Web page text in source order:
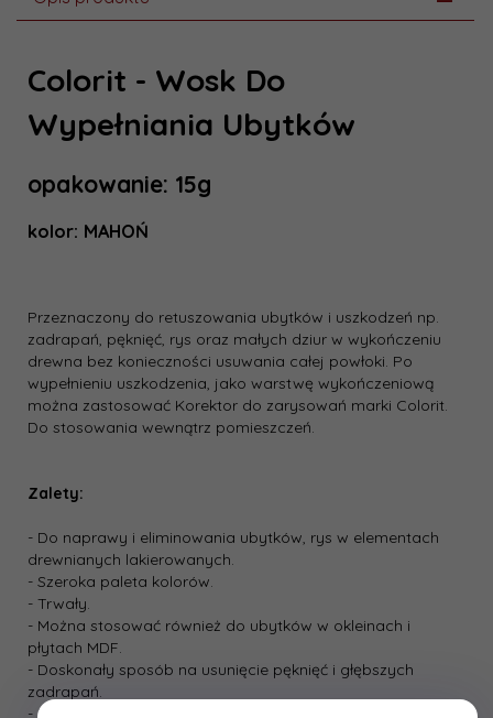
Colorit - Wosk Do
Wypełniania Ubytków
opakowanie: 15g
kolor: MAHOŃ
Przeznaczony do retuszowania ubytków i uszkodzeń np.
zadrapań, pęknięć, rys oraz małych dziur w wykończeniu
drewna bez konieczności usuwania całej powłoki. Po
wypełnieniu uszkodzenia, jako warstwę wykończeniową
można zastosować Korektor do zarysowań marki Colorit.
Do stosowania wewnątrz pomieszczeń.
Zalety:
- Do naprawy i eliminowania ubytków, rys w elementach
drewnianych lakierowanych.
- Szeroka paleta kolorów.
- Trwały.
- Można stosować również do ubytków w okleinach i
płytach MDF.
- Doskonały sposób na usunięcie pęknięć i głębszych
zadrapań.
- Prosty w użyciu.